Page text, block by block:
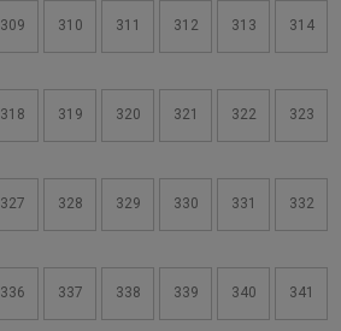
309 310 311 312 313 314
318 319 320 321 322 323
327 328 329 330 331 332
336 337 338 339 340 341